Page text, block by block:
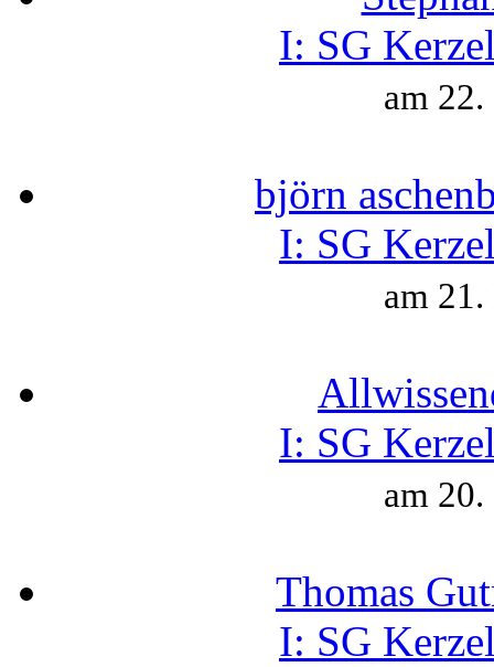
I: SG
am
björn
I: SG
am
I: SG
am
Thomas
I: SG